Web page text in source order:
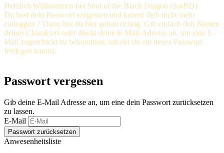
Herzlich Willkommen bei Soul of the Black Dragon (SotBD).
Du hast dein Passwort vergessen und kannst dich nicht mehr
einloggen ? Dann bist du hier genau richtig. Gib einfach den Namen
deines Charakters oder direkt deine E-Mail-Adresse an, um eine E-
Mail zugeschickt zu bekommen, mit der du ein neues Passwort
festlegen kannst.
Passwort vergessen
Gib deine E-Mail Adresse an, um eine dein Passwort zurücksetzen
zu lassen.
E-Mail
Anwesenheitsliste